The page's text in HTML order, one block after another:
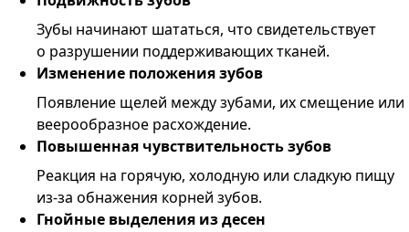
Зубы начинают шататься, что свидетельствует
о разрушении поддерживающих тканей.
Изменение положения зубов
Появление щелей между зубами, их смещение или
веерообразное расхождение.
Повышенная чувствительность зубов
Реакция на горячую, холодную или сладкую пищу
из-за обнажения корней зубов.
Гнойные выделения из десен